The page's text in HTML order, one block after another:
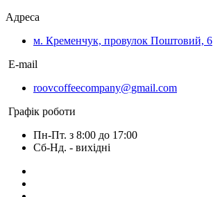
Адреса
м. Кременчук, провулок Поштовий, 6
E-mail
roovcoffeecompany@gmail.com
Графік роботи
Пн-Пт. з 8:00 до 17:00
Сб-Нд. - вихідні